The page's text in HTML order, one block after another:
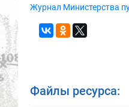
Журнал Министерства
Файлы ресурса: